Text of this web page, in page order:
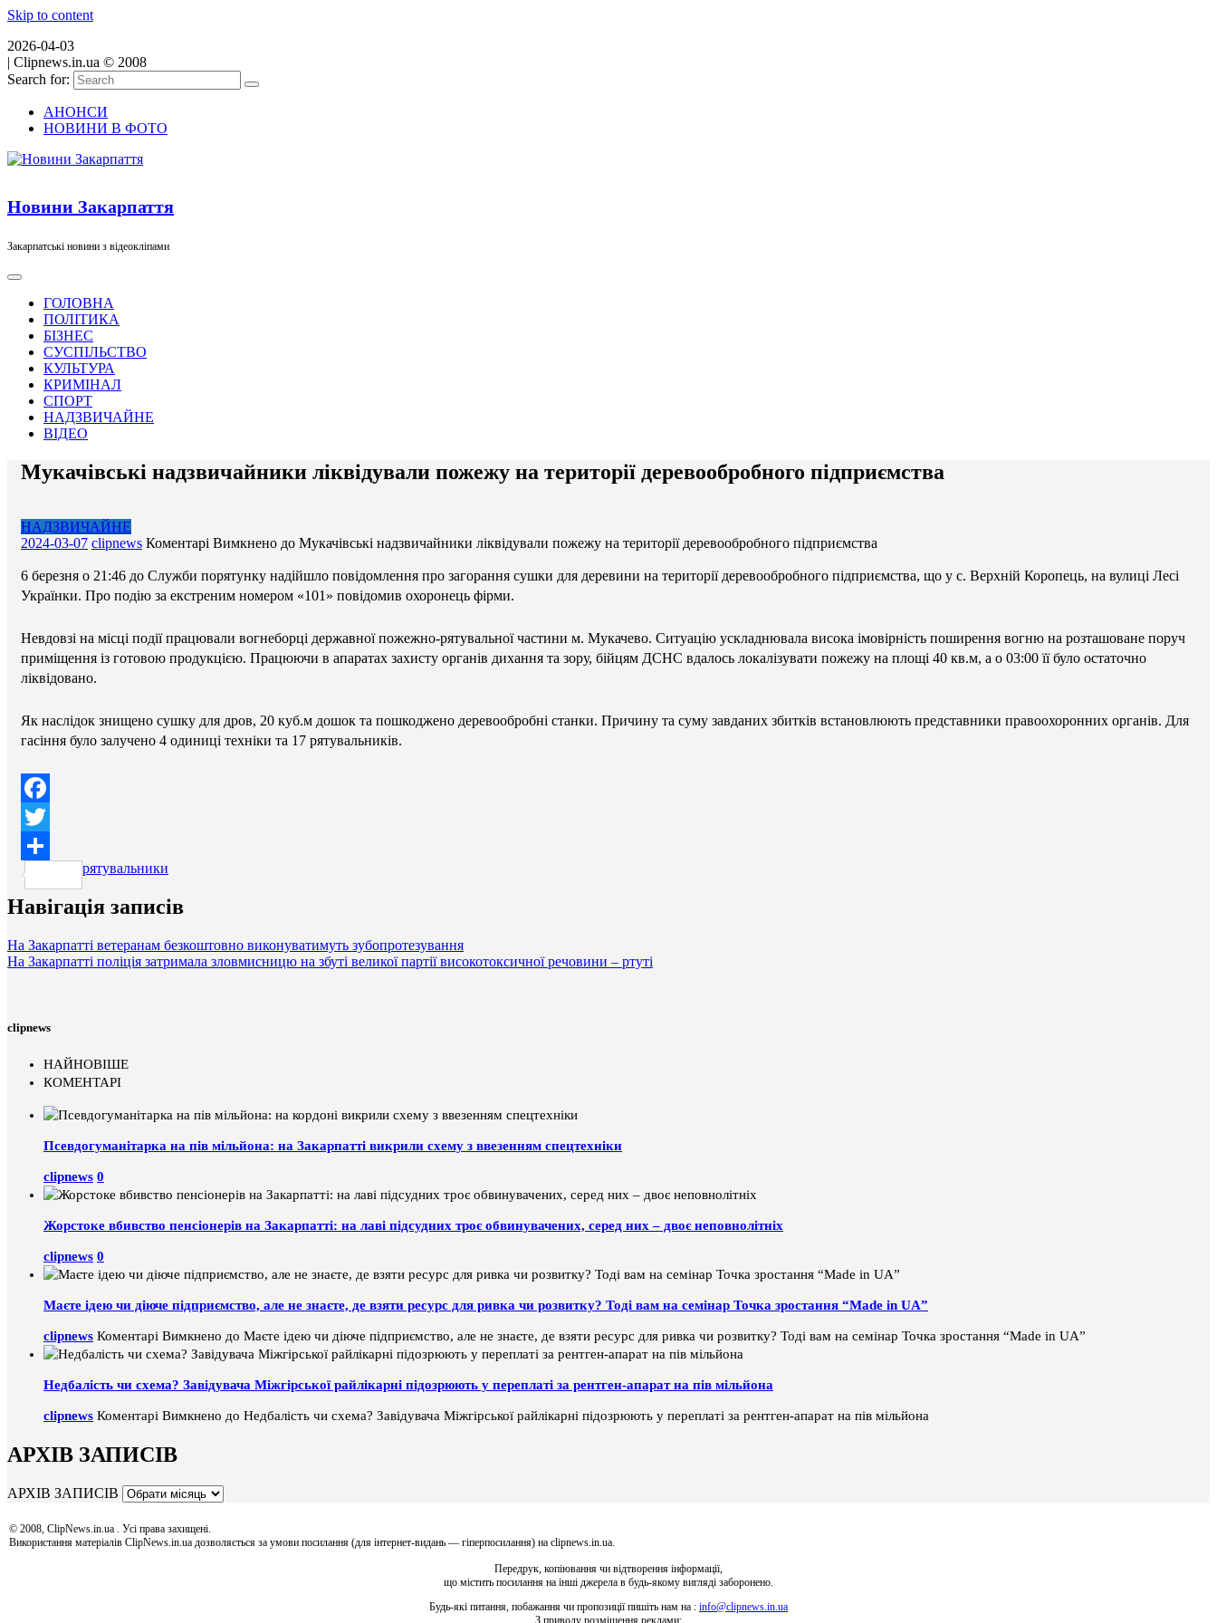
Skip to content
2026-04-03
| Clipnews.in.ua © 2008
Search for:
АНОНСИ
НОВИНИ В ФОТО
Новини Закарпаття
Закарпатські новини з відеокліпами
ГОЛОВНА
ПОЛІТИКА
БІЗНЕС
СУСПІЛЬСТВО
КУЛЬТУРА
КРИМІНАЛ
СПОРТ
НАДЗВИЧАЙНЕ
ВІДЕО
Мукачівські надзвичайники ліквідували пожежу на території деревообробного підприємства
НАДЗВИЧАЙНЕ
2024-03-07 clipnews Коментарі Вимкнено до Мукачівські надзвичайники ліквідували пожежу на території деревообробного підприємства
6 березня о 21:46 до Служби порятунку надійшло повідомлення про загорання сушки для деревини на території деревообробного підприємства, що у с. Верхній Коропець, на вулиці Лесі
Українки. Про подію за екстреним номером «101» повідомив охоронець фірми.
Невдовзі на місці події працювали вогнеборці державної пожежно-рятувальної частини м. Мукачево. Ситуацію ускладнювала висока імовірність поширення вогню на розташоване поруч
приміщення із готовою продукцією. Працюючи в апаратах захисту органів дихання та зору, бійцям ДСНС вдалось локалізувати пожежу на площі 40 кв.м, а о 03:00 її було остаточно
ліквідовано.
Як наслідок знищено сушку для дров, 20 куб.м дошок та пошкоджено деревообробні станки. Причину та суму завданих збитків встановлюють представники правоохоронних органів. Для
гасіння було залучено 4 одиниці техніки та 17 рятувальників.
Facebook
Twitter
Поділитися
рятувальники
Навігація записів
На Закарпатті ветеранам безкоштовно виконуватимуть зубопротезування
На Закарпатті поліція затримала зловмисницю на збуті великої партії високотоксичної речовини – ртуті
clipnews
НАЙНОВІШЕ
КОМЕНТАРІ
Псевдогуманітарка на пів мільйона: на Закарпатті викрили схему з ввезенням спецтехніки
clipnews 0
Жорстоке вбивство пенсіонерів на Закарпатті: на лаві підсудних троє обвинувачених, серед них – двоє неповнолітніх
clipnews 0
Маєте ідею чи діюче підприємство, але не знаєте, де взяти ресурс для ривка чи розвитку? Тоді вам на семінар Точка зростання “Made in UA”
clipnews Коментарі Вимкнено до Маєте ідею чи діюче підприємство, але не знаєте, де взяти ресурс для ривка чи розвитку? Тоді вам на семінар Точка зростання “Made in UA”
Недбалість чи схема? Завідувача Міжгірської райлікарні підозрюють у переплаті за рентген-апарат на пів мільйона
clipnews Коментарі Вимкнено до Недбалість чи схема? Завідувача Міжгірської райлікарні підозрюють у переплаті за рентген-апарат на пів мільйона
АРХІВ ЗАПИСІВ
АРХІВ ЗАПИСІВ
© 2008, ClipNews.in.ua . Усі права захищені.
Використання матеріалів ClipNews.in.ua дозволяється за умови посилання (для інтернет-видань — гіперпосилання) на clipnews.in.ua.
Передрук, копіювання чи відтворення інформації,
що містить посилання на інші джерела в будь-якому вигляді заборонено.
Будь-які питання, побажання чи пропозиції пишіть нам на : info@clipnews.in.ua
З приводу розміщення реклами: